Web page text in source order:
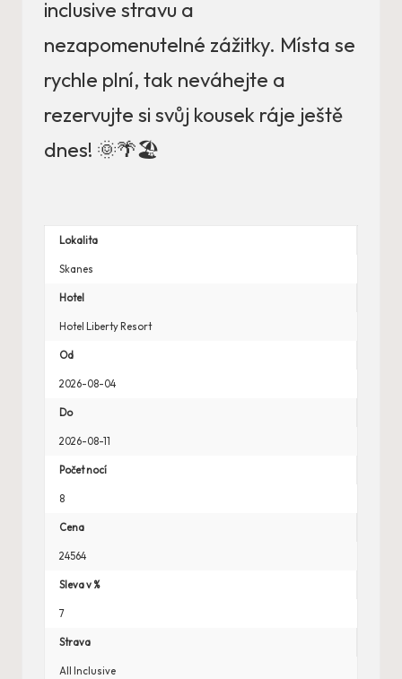
inclusive stravu a
nezapomenutelné zážitky. Místa se
rychle plní, tak neváhejte a
rezervujte si svůj kousek ráje ještě
dnes! 🌞🌴🏖️
Lokalita
Skanes
Hotel
Hotel Liberty Resort
Od
2026-08-04
Do
2026-08-11
Počet nocí
8
Cena
24564
Sleva v %
7
Strava
All Inclusive